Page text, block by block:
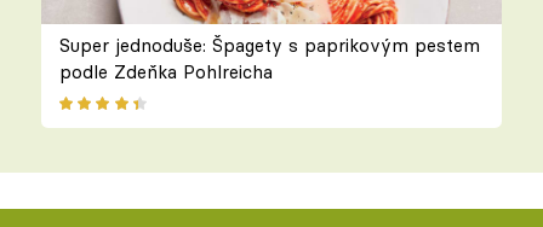
Super jednoduše: Špagety s paprikovým pestem
podle Zdeňka Pohlreicha